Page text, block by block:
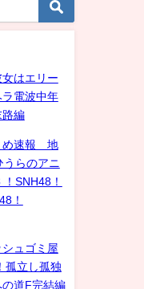
はエリー
電波中年
路編
め速報 地
らのアニ
SNH48！
！
ュゴミ屋
孤立し孤独
道F完結編